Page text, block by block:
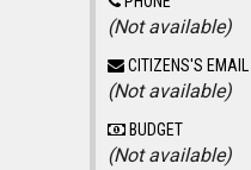
(Not available)
CITIZENS'S EMAIL
(Not available)
BUDGET
(Not available)